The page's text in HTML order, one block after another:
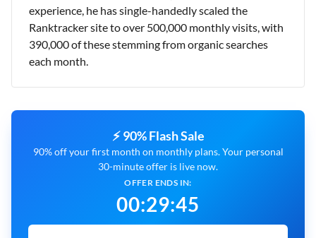
experience, he has single-handedly scaled the
Ranktracker site to over 500,000 monthly visits, with
390,000 of these stemming from organic searches
each month.
⚡ 90% Flash Sale
90% off your first month on monthly plans. Your personal
30-minute offer is live now.
OFFER ENDS IN:
00:29:44